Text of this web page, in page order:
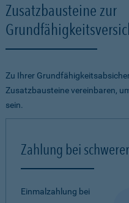
Zusatzbausteine zur
Zu Ihrer
Zusatzbausteine vereinbaren,
sein.
Zahlung bei
Einmalzahlung bei